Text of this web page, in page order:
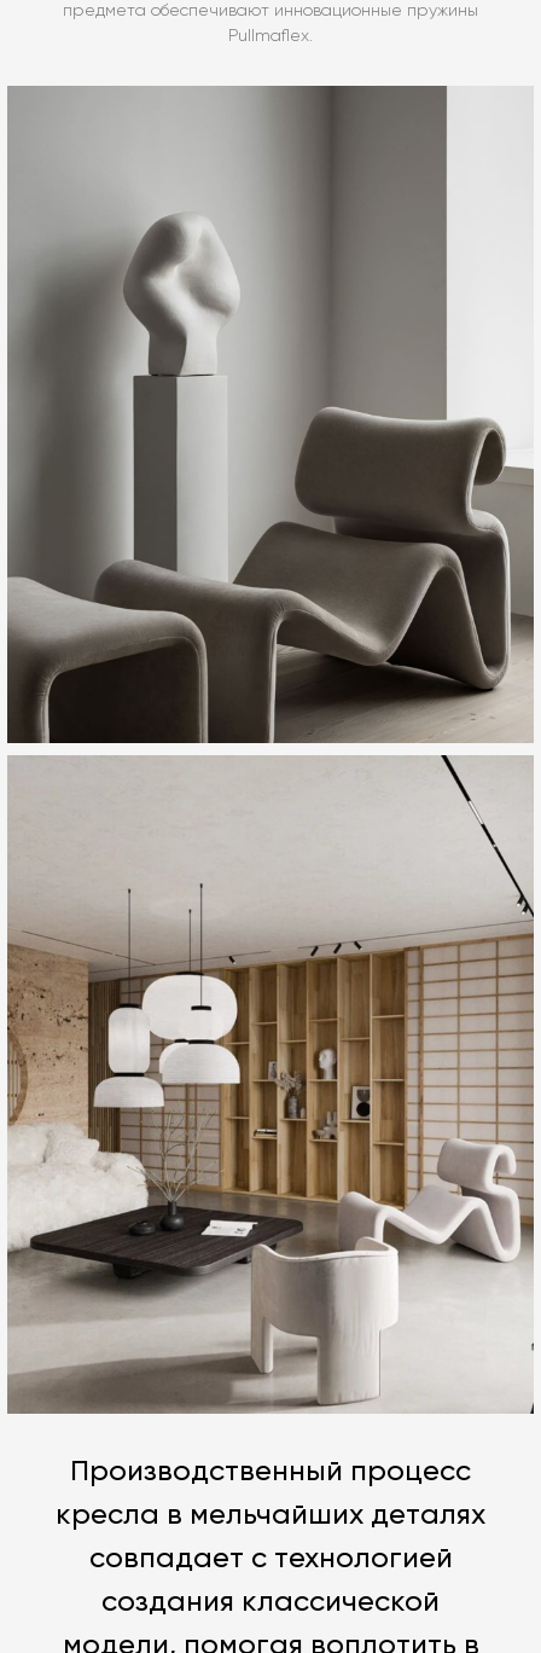
предмета обеспечивают инновационные пружины
Pullmaflex.
Производственный процесс
кресла в мельчайших деталях
совпадает с технологией
создания классической
модели, помогая воплотить в